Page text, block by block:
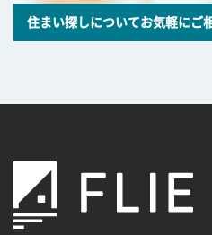
住まい探しについてお気軽にご